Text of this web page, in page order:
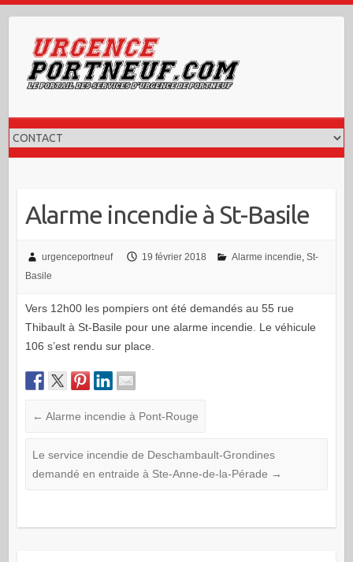
content
Alarme incendie à St-Basile
urgenceportneuf 19 février 2018 Alarme incendie, St-
Basile
Vers 12h00 les pompiers ont été demandés au 55 rue
Thibault à St-Basile pour une alarme incendie. Le véhicule
106 s’est rendu sur place.
← Alarme incendie à Pont-Rouge
Le service incendie de Deschambault-Grondines
demandé en entraide à Ste-Anne-de-la-Pérade →